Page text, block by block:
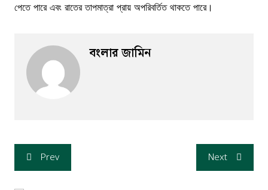
পেতে পারে এবং রাতের তাপমাত্রা প্রায় অপরিবর্তিত থাকতে পারে।
বংলার জামিন
Prev Next